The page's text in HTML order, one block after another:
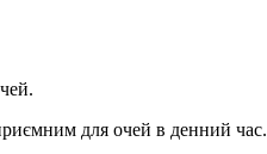
для очей в денний час.